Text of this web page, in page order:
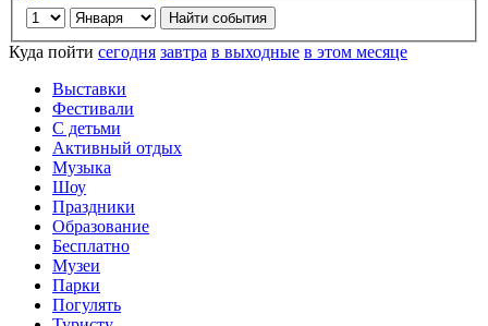
Куда пойти сегодня завтра в выходные в этом месяце
Выставки
Фестивали
С детьми
Активный отдых
Музыка
Шоу
Праздники
Образование
Бесплатно
Музеи
Парки
Погулять